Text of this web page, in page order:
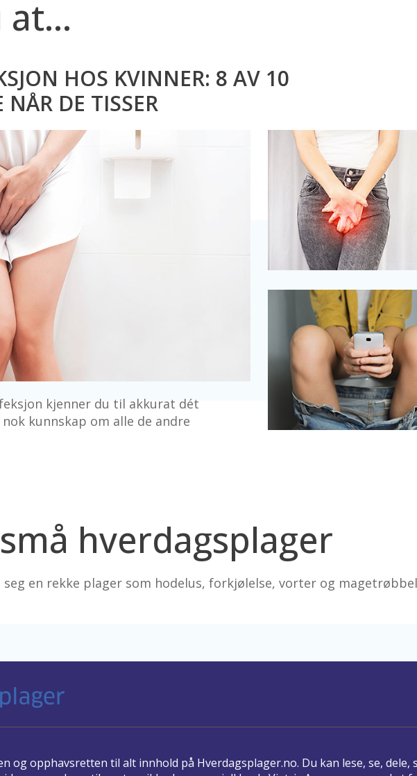
at…
HOS KVINNER: 8 AV 10
NÅR DE TISSER
kjenner du til akkurat dét
kunnskap om alle de andre
hverdagsplager
seg en rekke plager som hodelus, forkjølelse, vorter og
og opphavsretten til alt innhold på Hverdagsplager.no. Du kan lese, se, dele,